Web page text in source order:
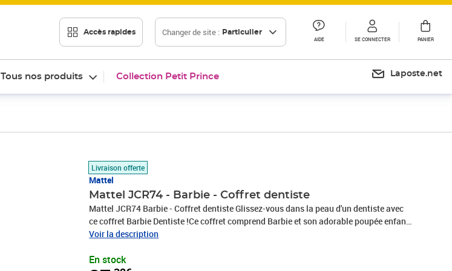
Accès rapides Changer de site : Particulier
AIDE SE CONNECTER PANIER
Tous nos produits Collection Petit Prince Laposte.net
Livraison offerte
Mattel
Mattel JCR74 - Barbie - Coffret dentiste
Mattel JCR74 Barbie - Coffret dentiste Glissez-vous dans la peau d'un dentiste avec
ce coffret Barbie Dentiste !Ce coffret comprend Barbie et son adorable poupée enfant
ainsi que des accessoires de jeu sur le thème du métier de dentiste !Grâce au fauteuil
d'instruments spécialisés.Barbie porte une robe imprimée avec sa blouse blanche et
Voir la description
En stock
Prix 37,32€